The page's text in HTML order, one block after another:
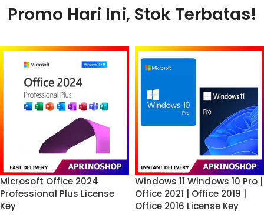
Promo Hari Ini, Stok Terbatas!
Microsoft Office 2024
Professional Plus License
Key
Windows 11 Windows 10 Pro |
Office 2021 | Office 2019 |
Office 2016 License Key